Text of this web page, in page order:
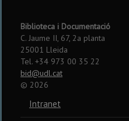
Biblioteca i Documentació
C. Jaume II, 67, 2a planta
25001 Lleida
Tel. +34 973 00 35 22
bid@udl.cat
© 2026
Intranet